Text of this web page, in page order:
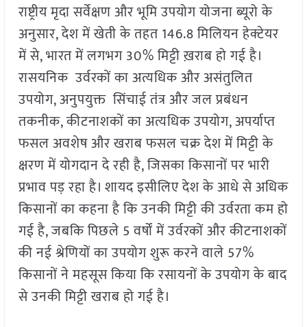
राष्ट्रीय मृदा सर्वेक्षण और भूमि उपयोग योजना ब्यूरो के
अनुसार, देश में खेती के तहत 146.8 मिलियन हेक्टेयर
में से, भारत में लगभग 30% मिट्टी ख़राब हो गई है।
रासयनिक उर्वरकों का अत्यधिक और असंतुलित
उपयोग, अनुपयुक्त सिंचाई तंत्र और जल प्रबंधन
तकनीक, कीटनाशकों का अत्यधिक उपयोग, अपर्याप्त
फसल अवशेष और खराब फसल चक्र देश में मिट्टी के
क्षरण में योगदान दे रही है, जिसका किसानों पर भारी
प्रभाव पड़ रहा है। शायद इसीलिए देश के आधे से अधिक
किसानों का कहना है कि उनकी मिट्टी की उर्वरता कम हो
गई है, जबकि पिछले 5 वर्षों में उर्वरकों और कीटनाशकों
की नई श्रेणियों का उपयोग शुरू करने वाले 57%
किसानों ने महसूस किया कि रसायनों के उपयोग के बाद
से उनकी मिट्टी खराब हो गई है।